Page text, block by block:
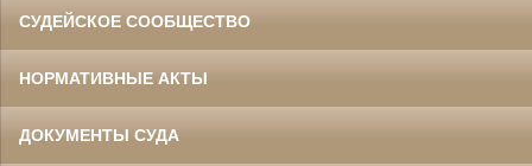
СУДЕЙСКОЕ СООБЩЕСТВО
НОРМАТИВНЫЕ АКТЫ
ДОКУМЕНТЫ СУДА